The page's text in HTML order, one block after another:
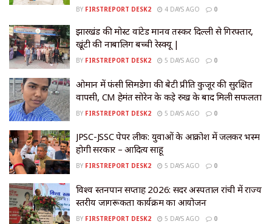
BY FIRSTREPORT DESK2 4 DAYS AGO 0
झारखंड की मोस्ट वांटेड मानव तस्कर दिल्ली से गिरफ्तार,
खूंटी की नाबालिग बच्ची रेस्क्यू |
BY FIRSTREPORT DESK2 5 DAYS AGO 0
​ओमान में फंसी सिमडेगा की बेटी प्रीति कुजूर की सुरक्षित
वापसी, CM हेमंत सोरेन के कड़े रुख के बाद मिली सफलता
BY FIRSTREPORT DESK2 5 DAYS AGO 0
JPSC-JSSC पेपर लीक: युवाओं के आक्रोश में जलकर भस्म
होगी सरकार – आदित्य साहू
BY FIRSTREPORT DESK2 5 DAYS AGO 0
विश्व स्तनपान सप्ताह 2026: सदर अस्पताल रांची में राज्य
स्तरीय जागरूकता कार्यक्रम का आयोजन
BY FIRSTREPORT DESK2 5 DAYS AGO 0